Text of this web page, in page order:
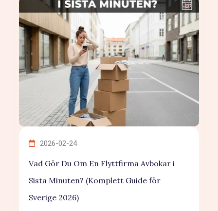
2026-02-24
Vad Gör Du Om En Flyttfirma Avbokar i
Sista Minuten? (Komplett Guide för
Sverige 2026)